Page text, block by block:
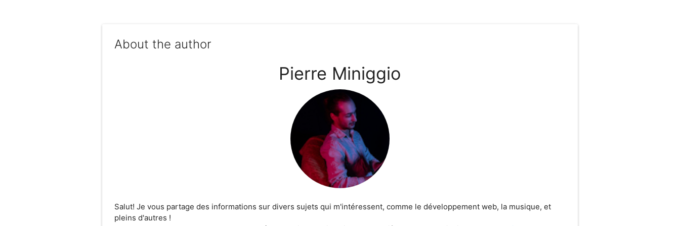
About the author
Pierre Miniggio
Salut! Je vous partage des informations sur divers sujets qui m'intéressent, comme le développement web, la musique, et
pleins d'autres !